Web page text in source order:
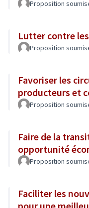
Proposition
Lutter contre
Proposition
Favoriser les
producteurs et
Proposition
Faire de la
opportunité
Proposition
Faciliter les